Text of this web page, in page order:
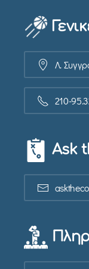
Λ.
210-
Ask